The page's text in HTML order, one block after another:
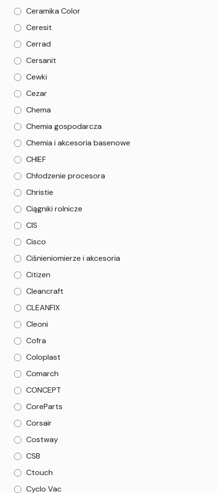
Ceramika Color
Ceresit
Cerrad
Cersanit
Cewki
Cezar
Chema
Chemia gospodarcza
Chemia i akcesoria basenowe
CHIEF
Chłodzenie procesora
Christie
Ciągniki rolnicze
CIS
Cisco
Ciśnieniomierze i akcesoria
Citizen
Cleancraft
CLEANFIX
Cleoni
Cofra
Coloplast
Comarch
CONCEPT
CoreParts
Corsair
Costway
CSB
Ctouch
Cyclo Vac